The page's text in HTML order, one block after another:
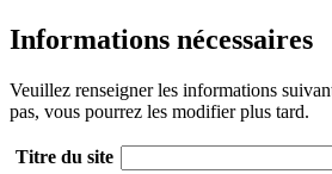
Informations nécessaires
Veuillez renseigner les informations
pas, vous pourrez les modifier plus tard.
Titre du site